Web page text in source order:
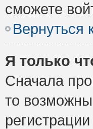
сможете
Вернуться
Я только
Сначала
то